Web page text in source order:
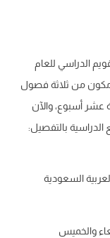
للعام
ثلاثة فصول
والآن
بالتفصيل: